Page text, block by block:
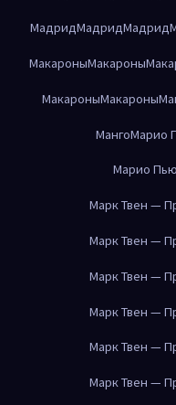
МадридМадридМадрид
МакароныМакароны
МакароныМакароны
МангоМарио
Марио
Марк Твен —
Марк Твен —
Марк Твен —
Марк Твен —
Марк Твен —
Марк Твен —